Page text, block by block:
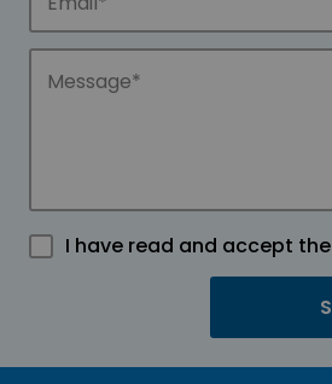
I have read and accept the